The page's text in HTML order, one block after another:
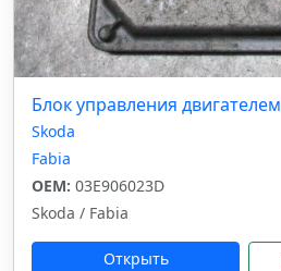
Блок управления двигателем
Skoda
Fabia
OEM: 03E906023D
Skoda / Fabia
Открыть